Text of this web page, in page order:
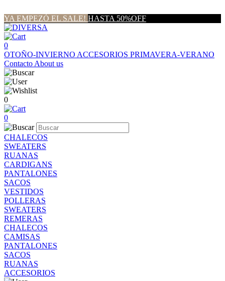
YA EMPEZÓ EL SALE! HASTA 50%OFF
0
OTOÑO-INVIERNO ACCESORIOS PRIMAVERA-VERANO
Contacto About us
0
0
CHALECOS
SWEATERS
RUANAS
CARDIGANS
PANTALONES
SACOS
VESTIDOS
POLLERAS
SWEATERS
REMERAS
CHALECOS
CAMISAS
PANTALONES
SACOS
RUANAS
ACCESORIOS